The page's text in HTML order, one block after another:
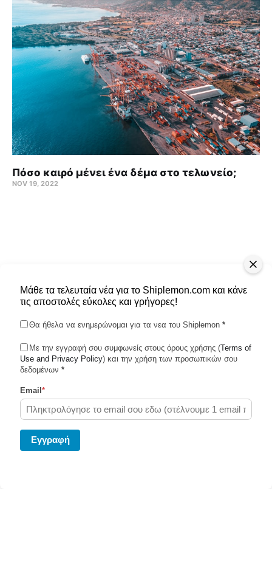
Πόσο καιρό μένει ένα δέμα στο τελωνείο;
NOV 19, 2022
Shiplemon © 2026
Powered by Ghost
Μάθε τα τελευταία νέα για το Shiplemon.com και κάνε
τις αποστολές εύκολες και γρήγορες!
Θα ήθελα να ενημερώνομαι για τα νεα του Shiplemon *
Με την εγγραφή σου συμφωνείς στους όρους χρήσης (Terms of
Use and Privacy Policy) και την χρήση των προσωπικών σου
δεδομένων *
Email *
Eγγραφή